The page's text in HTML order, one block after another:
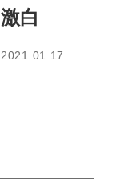
白
2021.01.17